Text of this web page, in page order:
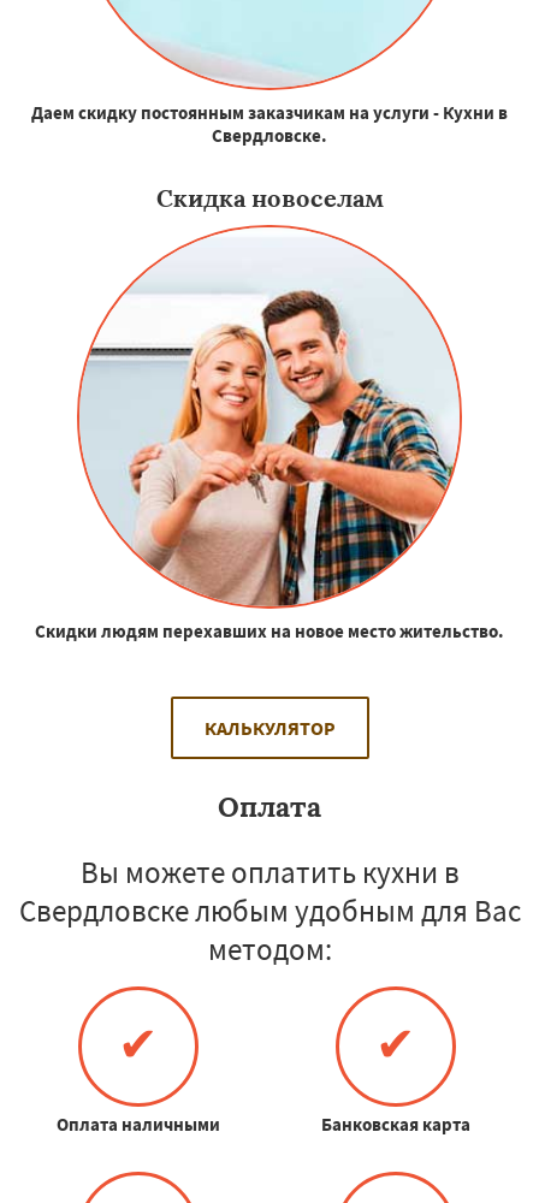
Даем скидку постоянным заказчикам на услуги - Кухни в
Свердловске.
Скидка новоселам
Скидки людям перехавших на новое место жительство.
КАЛЬКУЛЯТОР
Оплата
Вы можете оплатить кухни в
Свердловске любым удобным для Вас
методом:
✔
Оплата наличными
✔
Банковская карта